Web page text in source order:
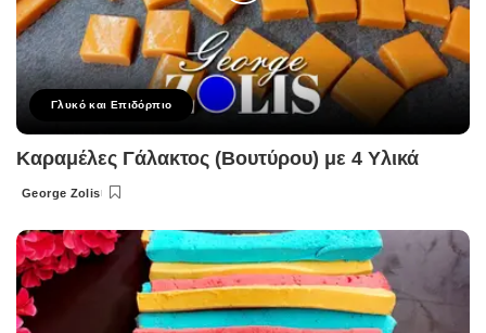
Γλυκό και Επιδόρπιο
Καραμέλες Γάλακτος (Βουτύρου) με 4 Υλικά
Posted
George Zolis